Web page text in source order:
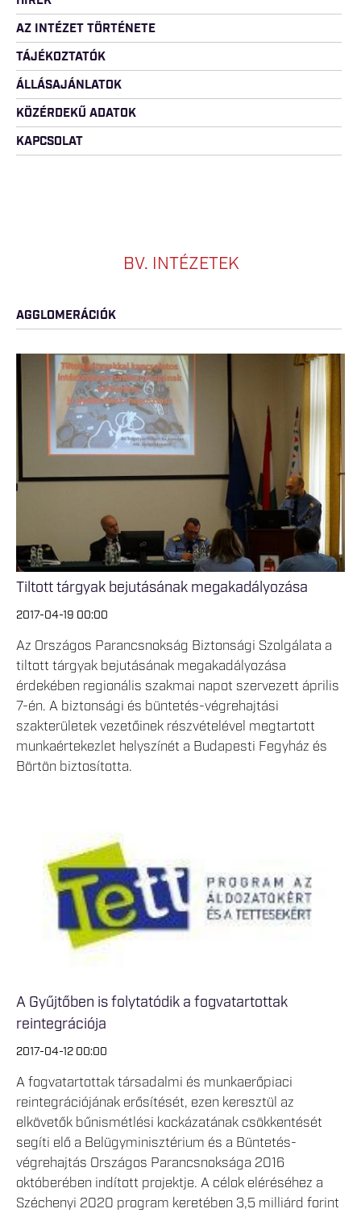
AZ INTÉZET TÖRTÉNETE
TÁJÉKOZTATÓK
ÁLLÁSAJÁNLATOK
KÖZÉRDEKŰ ADATOK
KAPCSOLAT
BV. INTÉZETEK
AGGLOMERÁCIÓK
Tiltott tárgyak bejutásának megakadályozása
2017-04-19 00:00
Az Országos Parancsnokság Biztonsági Szolgálata a
tiltott tárgyak bejutásának megakadályozása
érdekében regionális szakmai napot szervezett április
7-én. A biztonsági és büntetés-végrehajtási
szakterületek vezetőinek részvételével megtartott
munkaértekezlet helyszínét a Budapesti Fegyház és
Börtön biztosította.
A Gyűjtőben is folytatódik a fogvatartottak
reintegrációja
2017-04-12 00:00
A fogvatartottak társadalmi és munkaerőpiaci
reintegrációjának erősítését, ezen keresztül az
elkövetők bűnismétlési kockázatának csökkentését
segíti elő a Belügyminisztérium és a Büntetés-
végrehajtás Országos Parancsnoksága 2016
októberében indított projektje. A célok eléréséhez a
Széchenyi 2020 program keretében 3,5 milliárd forint